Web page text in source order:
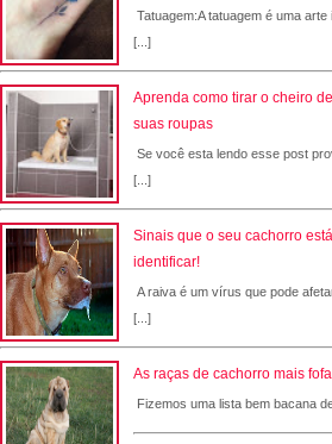
Tatuagem:A tatuagem é uma
[...]
Aprenda como tirar o cheiro
suas roupas
Se você esta lendo esse post
[...]
Sinais que o seu cachorro
identificar!
A raiva é um vírus que pode
[...]
As raças de cachorro mais
Fizemos uma lista bem bacana